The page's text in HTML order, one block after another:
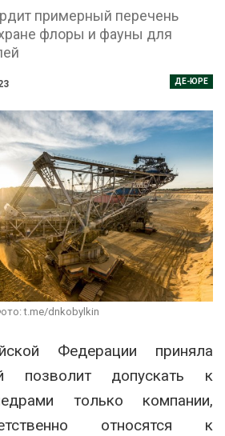
примерный перечень
флоры и фауны для
ДЕ-ЮРЕ
t.me/dnkobylkin
Федерации приняла
позволит допускать к
только компании,
относятся к